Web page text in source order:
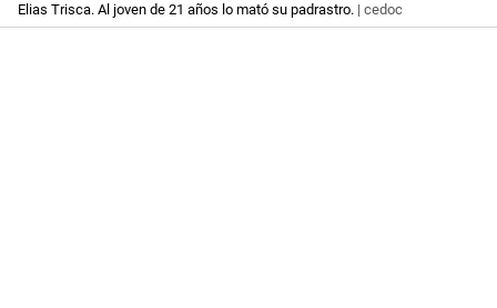
Elias Trisca. Al joven de 21 años lo mató su padrastro. | cedoc